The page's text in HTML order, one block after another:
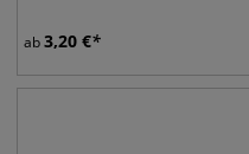
ab3,20 €